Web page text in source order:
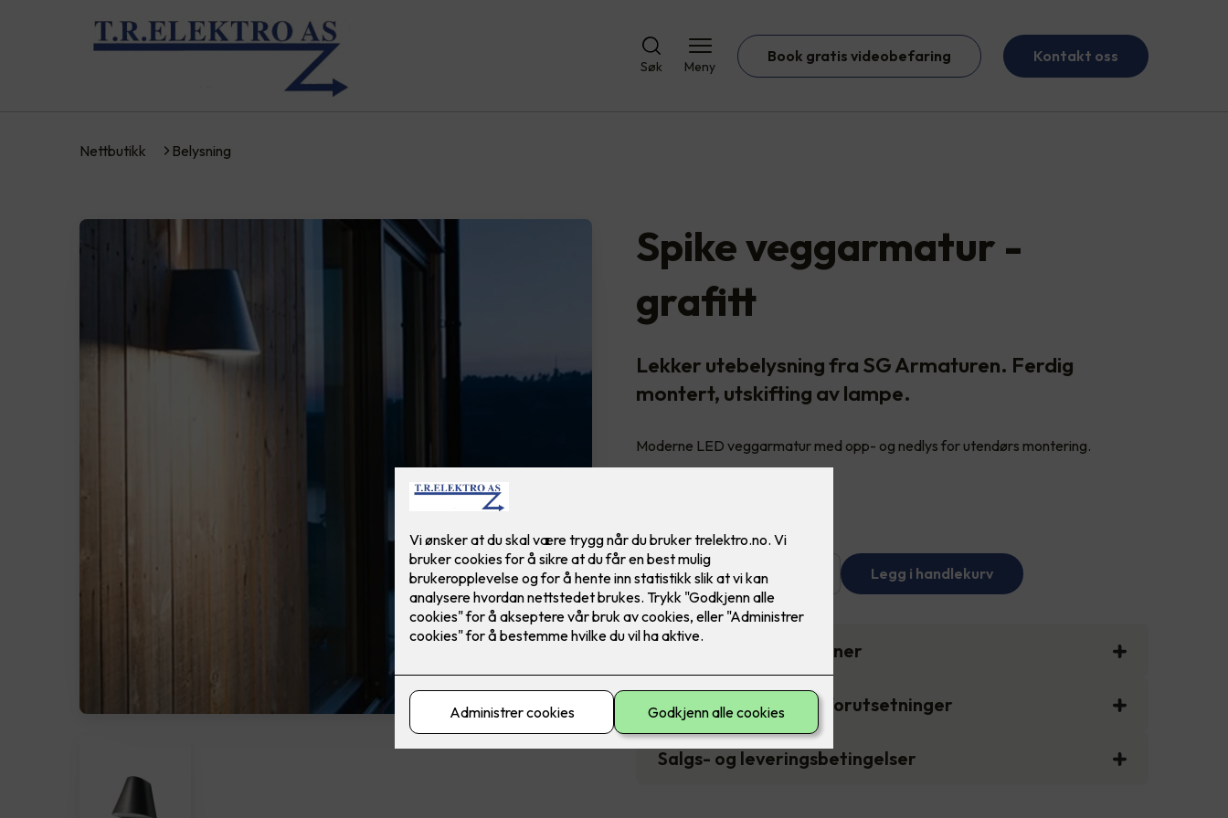
Søk Meny
Book gratis videobefaring Kontakt oss
Nettbutikk Belysning
Spike veggarmatur -
grafitt
Lekker utebelysning fra SG Armaturen. Ferdig
montert, utskifting av lampe.
Moderne LED veggarmatur med opp- og nedlys for utendørs montering.
Antall - Legg i handlekurv
Tekniske spesifikasjoner
Pris- og monteringsforutsetninger
Salgs- og leveringsbetingelser